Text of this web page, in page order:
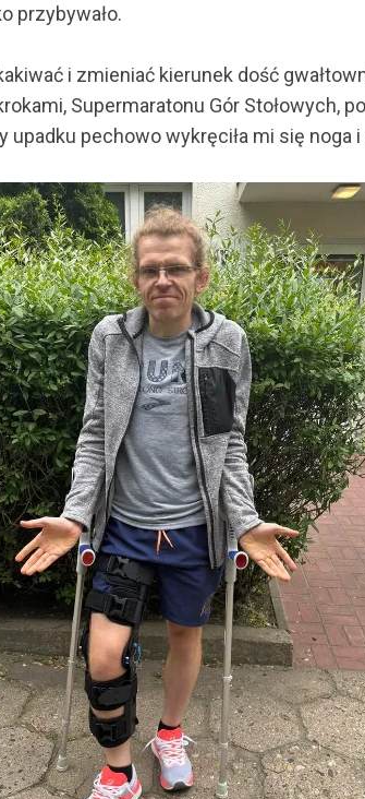
przybywało.
i zmieniać kierunek dość
Supermaratonu Gór Stołowych,
upadku pechowo wykręciła mi się noga